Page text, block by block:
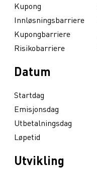
Kupong
Innløsningsbarriere
Kupongbarriere
Risikobarriere
Datum
Startdag
Emisjonsdag
Utbetalningsdag
Løpetid
Utvikling